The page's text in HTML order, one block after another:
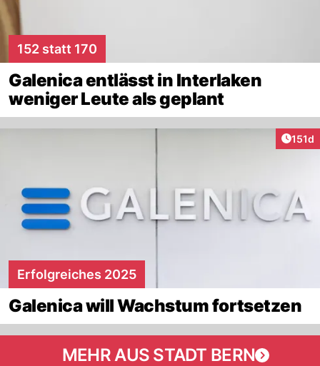
152 statt 170
Galenica entlässt in Interlaken
weniger Leute als geplant
151d
Erfolgreiches 2025
Galenica will Wachstum fortsetzen
MEHR AUS STADT BERN